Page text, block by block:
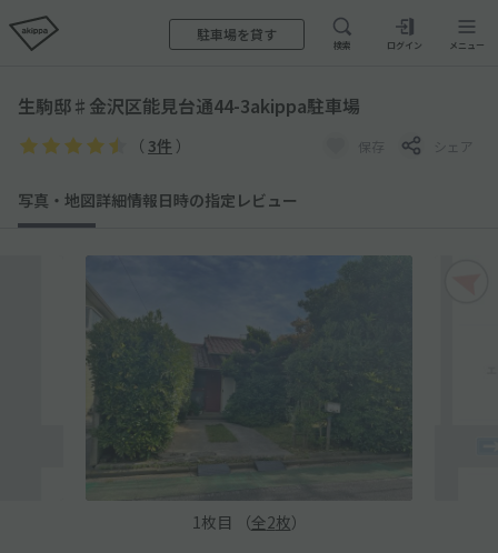
駐車場を貸す
検索 ログイン メニュー
生駒邸♯金沢区能見台通44-3akippa駐車場
（ 3件 ） 保存 シェア
写真・地図詳細情報日時の指定 レビュー
1 枚目 （全2枚）